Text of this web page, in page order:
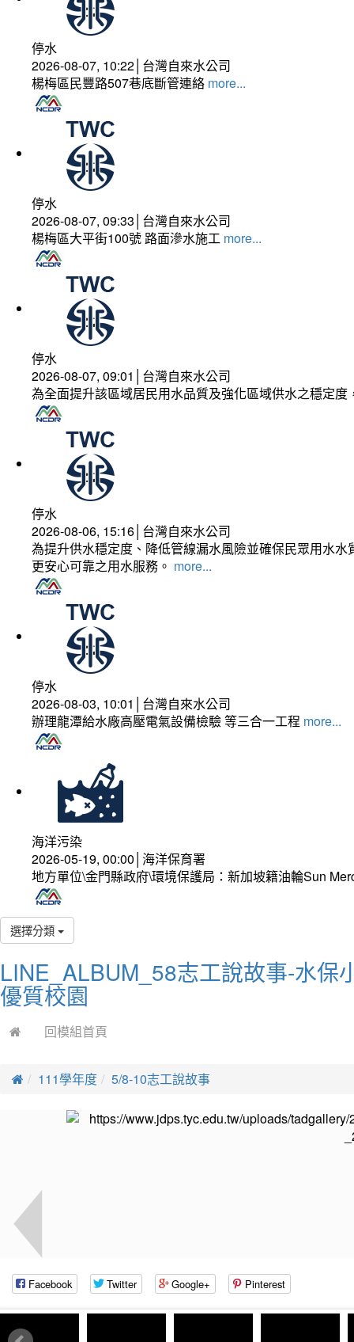
停水
2026-08-07, 10:22│台灣自來水公司
楊梅區民豐路507巷底斷管連絡 more...
停水
2026-08-07, 09:33│台灣自來水公司
楊梅區大平街100號 路面滲水施工 more...
停水
2026-08-07, 09:01│台灣自來水公司
為全面提升該區域居民用水品質及強化區域供水之穩定
停水
2026-08-06, 15:16│台灣自來水公司
為提升供水穩定度、降低管線漏水風險並確保民眾用水
更安心可靠之用水服務。 more...
停水
2026-08-03, 10:01│台灣自來水公司
辦理龍潭給水廠高壓電氣設備檢驗 等三合一工程 more...
海洋污染
2026-05-19, 00:00│海洋保育署
地方單位\金門縣政府\環境保護局：新加坡籍油輪Sun
選擇分類
LINE_ALBUM_58志工說故事-水
優質校園
回模組首頁
111學年度 5/8-10志工說故事
Facebook Twitter Google+ Pinterest